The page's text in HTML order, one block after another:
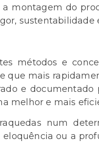
montagem do
sustentabilidade
métodos e
que mais
e
melhor e mais
num
ou a